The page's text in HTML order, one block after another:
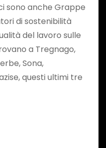
sono anche Grappe
di sostenibilità
del lavoro sulle
a Tregnago,
Sona,
questi ultimi tre